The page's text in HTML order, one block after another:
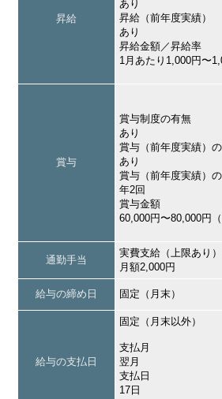
昇給
あり
昇給（前年度実績）
あり
昇給金額／昇給率
1月あたり1,000円〜
賞与
賞与制度の有無
あり
賞与（前年度実績）
あり
賞与（前年度実績）
年2回
賞与金額
60,000円〜80,000円
通勤手当
実費支給（上限あり）
月額2,000円
給与の締め日 固定（月末）
給与の支払日
固定（月末以外）
支払月
翌月
支払日
17日